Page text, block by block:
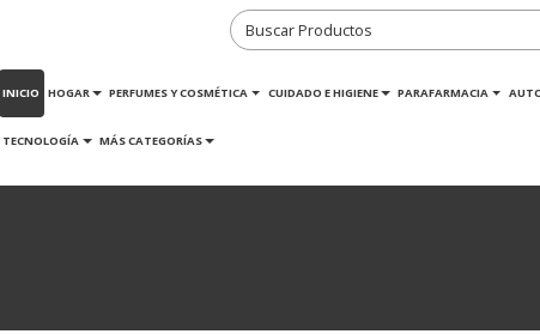
INICIO HOGAR PERFUMES Y COSMÉTICA CUIDADO E HIGIENE PARAFARMACIA
TECNOLOGÍA MÁS CATEGORÍAS